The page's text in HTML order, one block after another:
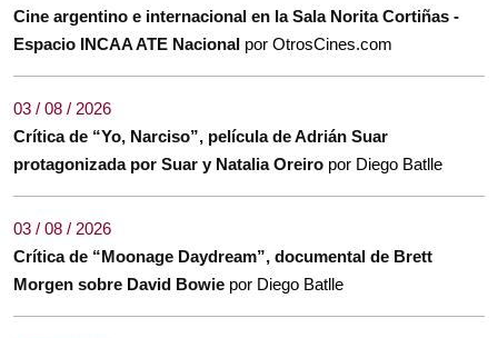
Cine argentino e internacional en la Sala Norita Cortiñas -
Espacio INCAA ATE Nacional por OtrosCines.com
03 / 08 / 2026
Crítica de “Yo, Narciso”, película de Adrián Suar
protagonizada por Suar y Natalia Oreiro por Diego Batlle
03 / 08 / 2026
Crítica de “Moonage Daydream”, documental de Brett
Morgen sobre David Bowie por Diego Batlle